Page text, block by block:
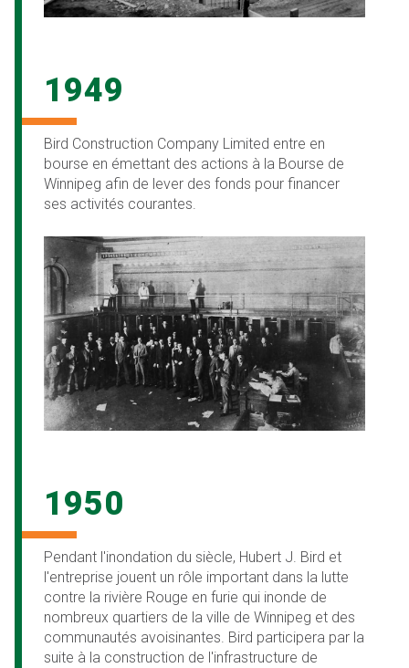
1949
Bird Construction Company Limited entre en
bourse en émettant des actions à la Bourse de
Winnipeg afin de lever des fonds pour financer
ses activités courantes.
1950
Pendant l'inondation du siècle, Hubert J. Bird et
l'entreprise jouent un rôle important dans la lutte
contre la rivière Rouge en furie qui inonde de
nombreux quartiers de la ville de Winnipeg et des
communautés avoisinantes. Bird participera par la
suite à la construction de l'infrastructure de